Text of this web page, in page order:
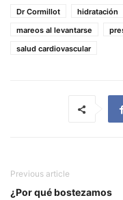
Dr Cormillot
hidratación
mareos al levantarse
salud cardiovascular
Previous article
¿Por qué bostezamos